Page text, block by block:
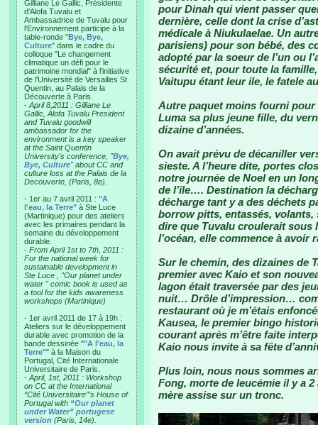
Gilliane Le Gallic, Présidente
d'Alofa Tuvalu et
Ambassadrice de Tuvalu pour
l'Environnement participe à la
table-ronde "Bye, Bye,
Culture" dans le cadre du
colloque "Le changement
climatique un défi pour le
patrimoine mondial" à l'initiative
de l'Université de Versailles St
Quentin, au Palais de la
Découverte à Paris.
- April 8,2011 : Gilliane Le
Gallic, Alofa Tuvalu President
and Tuvalu goodwill
ambassador for the
environment is a key speaker
at the Saint Quentin
University’s conference, "Bye,
Bye, Culture" about CC and
culture loss at the Palais de la
Decouverte, (Paris, 8e).
- 1er au 7 avril 2011 : "A
l'eau, la Terre" à Ste Luce
(Martinique) pour des ateliers
avec les primaires pendant la
semaine du développement
durable.
- From April 1st to 7th, 2011 :
For the national week for
sustainable development in
Ste Luce , "Our planet under
water " comic book is used as
a tool for the kids awareness
workshops (Martinique)
- 1er avril 2011 de 17 à 19h :
Ateliers sur le développement
durable avec promotion de la
bande dessinée ""A l'eau, la
Terre"" à la Maison du
Portugal, Cité Internationale
Universitaire de Paris.
- April, 1st, 2011 : Workshop
on CC at the International
“Cité Universitaire”’s House of
Portugal with “Our planet
under Water” portugese
version (Paris, 14e).
pour Dinah qui vient passer
dernière, celle dont la crise
médicale à Niukulaelae. Un
parisiens) pour son bébé, des
adopté par la soeur de l’un ou
sécurité et, pour toute la
Vaitupu étant leur ile, le fatele
Autre paquet moins fourni pour
Luma sa plus jeune fille, du
dizaine d’années.
On avait prévu de décaniller
sieste. A l’heure dite, portes
notre journée de Noel en un
de l’île…. Destination la
décharge tant y a des déchets
borrow pitts, entassés, volants,
dire que Tuvalu croulerait sous
l’océan, elle commence à avoir
Sur le chemin, des dizaines de
premier avec Kaio et son
lagon était traversée par des
nuit… Drôle d’impression…
restaurant où je m’étais
Kausea, le premier bingo
courant après m’être faite
Kaio nous invite à sa fête
Plus loin, nous nous sommes
Fong, morte de leucémie il y a
mère assise sur un tronc.